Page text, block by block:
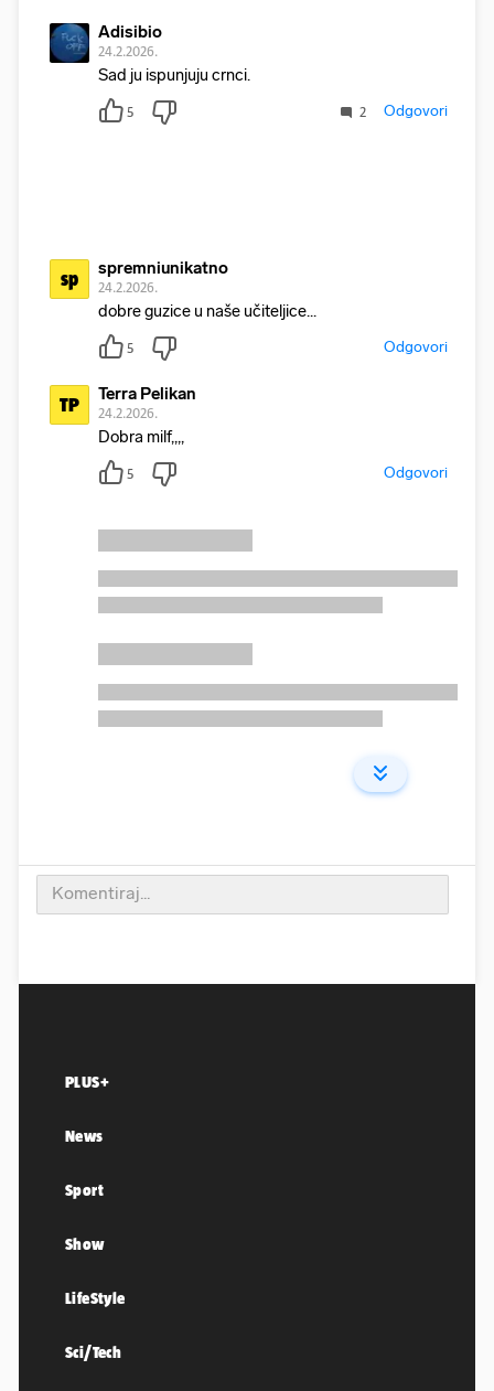
Adisibio
24.2.2026.
Sad ju ispunjuju crnci.
5 2 Odgovori
sp spremniunikatno
24.2.2026.
dobre guzice u naše učiteljice...
5 Odgovori
TP Terra Pelikan
24.2.2026.
Dobra milf,,,,
5 Odgovori
PLUS+
News
Sport
Show
LifeStyle
Sci/Tech